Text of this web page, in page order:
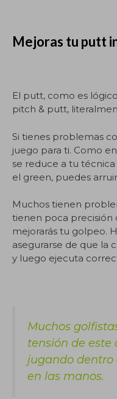
Mejoras tu putt
El putt, como es
pitch & putt,
Si tienes problemas
juego para ti. Como
se reduce a tu
el green, puedes
Muchos tienen
tienen poca precisión
mejorarás tu golpeo.
asegurarse de que la
y luego ejecuta
Muchos
tensión de este
jugando dentro
en las manos.